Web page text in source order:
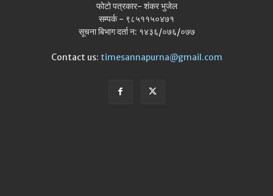
फोटो पत्रकार- शंकर भुजेल
सम्पर्क - ९८५११५०४७१
सूचना बिभाग दर्ता न: १४३६/०७६/०७७
Contact us: timesannapurna@gmail.com